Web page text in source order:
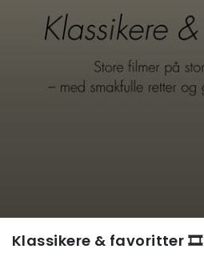
Klassikere & favoritter 🎞️